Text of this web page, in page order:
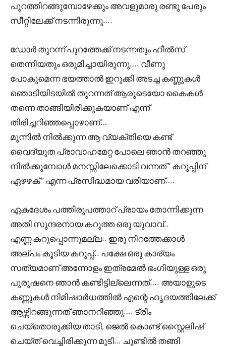
പുറത്തിറങ്ങുമ്പോഴേക്കും അവളുമാരു രണ്ടു പേരും
സീറ്റിലേക്ക് നടന്നിരുന്നു….
ഡോർ തുറന്ന് പുറത്തേക്ക് നടന്നതും ഹീൽസ്
തെന്നിയതും ഒരുമിച്ചായിരുന്നു…. വീണു
പോകുമെന്ന ഭയത്താൽ ഇറുക്കി അടച്ച കണ്ണുകൾ
ഞൊടിയിടയിൽ തുറന്നത് ആരുടെയോ കൈകൾ
തന്നെ താങ്ങിയിരിക്കുകയാണ് എന്ന്
തിരിച്ചറിഞ്ഞപ്പൊഴാണ്…
മുന്നിൽ നിൽക്കുന്ന ആ വ്യക്തിയെ കണ്ട്
വൈദ്യുത പ്രാവാഹമേറ്റ പോലെ ഞാൻ തറഞ്ഞു
നിൽക്കുമ്പോൾ മനസ്സിലേക്കൊടി വന്നത് ” കറുപ്പിന്
ഏഴഴക് ” എന്ന പ്രസിദ്ധമായ വരിയാണ്….
ഏകദേശം പത്തിരുപത്താറ് പ്രായം തോന്നിക്കുന്ന
അതി സുന്ദരനായ കറുത്ത ഒരു യുവാവ്..
എണ്ണ കറുപ്പൊന്നുമല്ല.. ഇരു നിറത്തേക്കാൾ
അല്പം കൂടിയ കറുപ്പ്.. പക്ഷേ ഒരു കാര്യം
സത്യമാണ് അന്നോളം ഇത്രമേൽ ഭംഗിയുള്ള ഒരു
പുരുഷനെ ഞാൻ കണ്ടിട്ടില്ലെന്നത്…. അയാളുടെ
കണ്ണുകൾ നിമിഷാർധത്തിൽ എന്റെ ഹൃദയത്തിലേക്ക്
ആഴ്ന്നിറങ്ങുന്നത് ഞാനറിഞ്ഞു…. ട്രിം
ചെയ്തൊരുക്കിയ താടി, ജെൽ കൊണ്ട് സ്റ്റൈലിഷ്
ചെയ്ത് വെച്ചിരിക്കുന്ന മുടി… ചുണ്ടിൽ തങ്ങി